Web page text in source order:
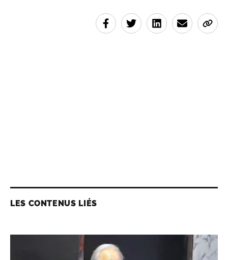
LES CONTENUS LIÉS